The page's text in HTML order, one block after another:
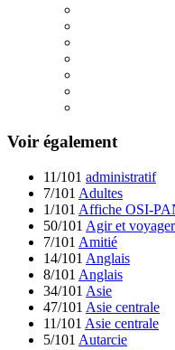
Voir également
11/101 administratif
7/101 Adultes
1/101 Affiche OSI-
50/101 Agir et voyager
7/101 Amitié
14/101 Anglais
8/101 Anglais
34/101 Asie
47/101 Asie centrale
11/101 Asie centrale
5/101 Autarcie